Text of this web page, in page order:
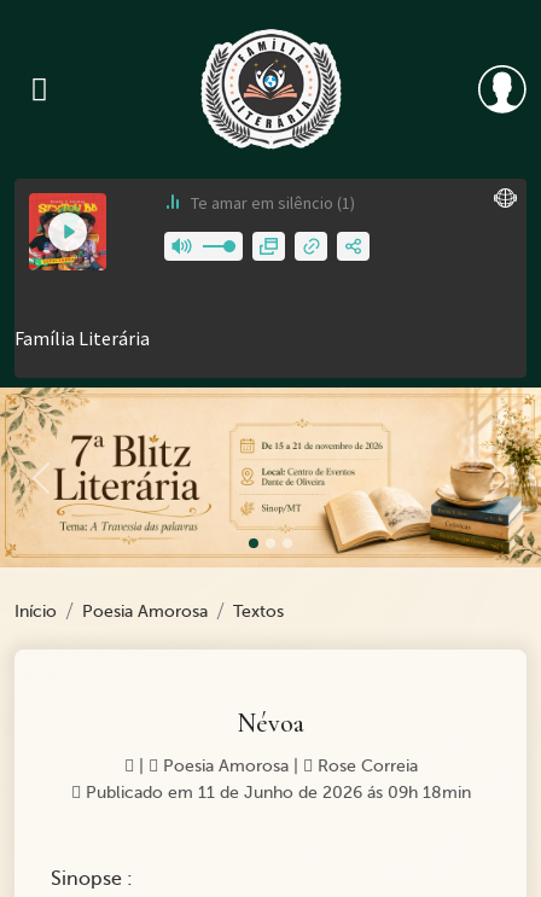
Previous
Início Poesia Amorosa Textos
Névoa
Poesia Amorosa|
Rose Correia
Publicado em 11 de Junho de 2026 ás 09h 18min
Sinopse :